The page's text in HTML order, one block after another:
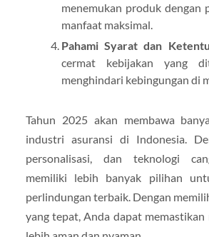
menemukan produk dengan
manfaat maksimal.
Pahami Syarat dan
cermat kebijakan yang
menghindari kebingungan di
Tahun 2025 akan membawa
industri asuransi di Indonesia.
personalisasi, dan teknologi
memiliki lebih banyak pilihan
perlindungan terbaik. Dengan
yang tepat, Anda dapat memastikan